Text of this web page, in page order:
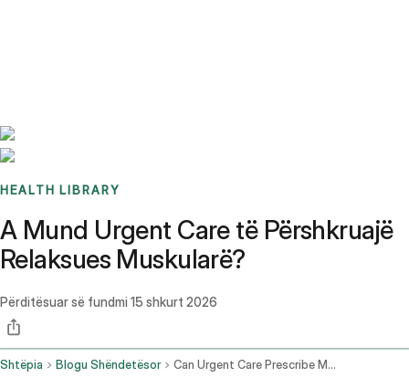
HEALTH LIBRARY
A Mund Urgent Care të Përshkruajë
Relaksues Muskularë?
Përditësuar së fundmi 15 shkurt 2026
Shtëpia Blogu Shëndetësor Can Urgent Care Prescribe Muscle Relaxers